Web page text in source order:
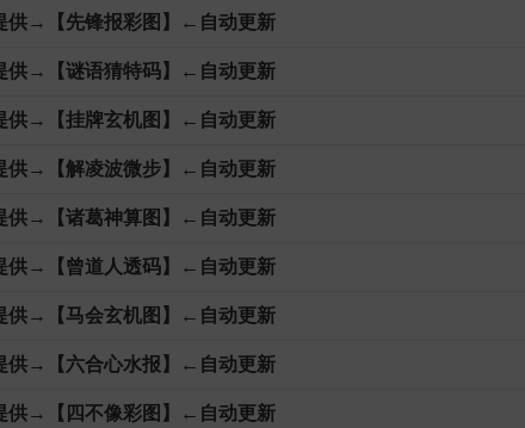
供→【先锋报彩图】←自动更新
供→【谜语猜特码】←自动更新
供→【挂牌玄机图】←自动更新
供→【解凌波微步】←自动更新
供→【诸葛神算图】←自动更新
供→【曾道人透码】←自动更新
供→【马会玄机图】←自动更新
供→【六合心水报】←自动更新
供→【四不像彩图】←自动更新